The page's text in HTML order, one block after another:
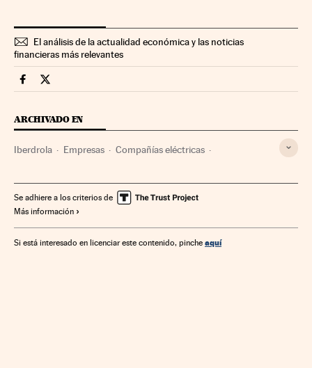
El análisis de la actualidad económica y las noticias
financieras más relevantes
Companias Cinco Días en Facebook
Companias Cinco Días en Twitter
ARCHIVADO EN
Iberdrola Empresas Compañías eléctricas
Se adhiere a los criterios de
Más información
Si está interesado en licenciar este contenido, pinche aquí